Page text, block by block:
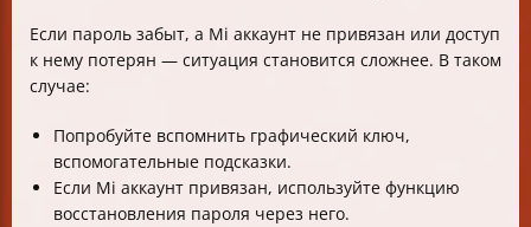
Если пароль забыт, а Mi аккаунт не привязан или доступ
к нему потерян — ситуация становится сложнее. В таком
случае:
Попробуйте вспомнить графический ключ,
вспомогательные подсказки.
Если Mi аккаунт привязан, используйте функцию
восстановления пароля через него.